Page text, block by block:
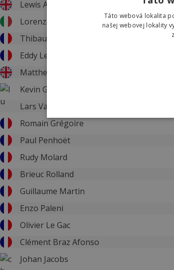
Lewis Askey
Lorenzo Germani
Thibaud Gruel
Eddy Le Huitouze
Matthew Walls
Kevin Geniets
Lars Van Den Berg
Romain Grégoire
Paul Penhoët
Rudy Molard
Brieuc Rolland
Guillaume Martin
Enzo Paleni
Olivier Le Gac
Clément Braz Afonso
Johan Jacobs
Táto webová lokalita
našej webovej lokality